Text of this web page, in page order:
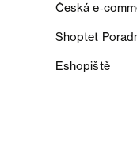
Česká
Shoptet
Eshopiště